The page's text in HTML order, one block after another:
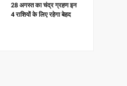
28 अगस्त का चंद्र ग्रहण इन
4 राशियों के लिए रहेगा बेहद